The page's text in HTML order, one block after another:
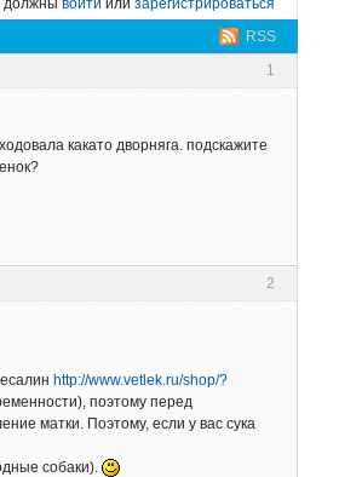
RSS
1
какато дворняга. подскажите
2
http://www.vetlek.ru/shop/?
поэтому перед
матки. Поэтому, если у вас сука
собаки).